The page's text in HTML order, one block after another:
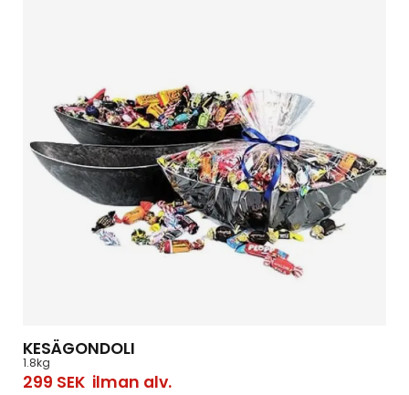
KESÄGONDOLI
1.8kg
299 SEKilman alv.